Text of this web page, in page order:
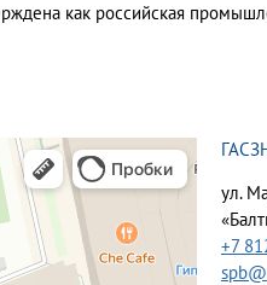
как российская
ул.
+7